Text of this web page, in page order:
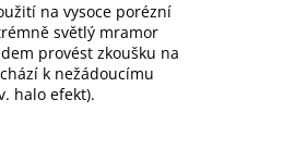
na vysoce porézní
světlý mramor
provést zkoušku na
k nežádoucímu
halo efekt).